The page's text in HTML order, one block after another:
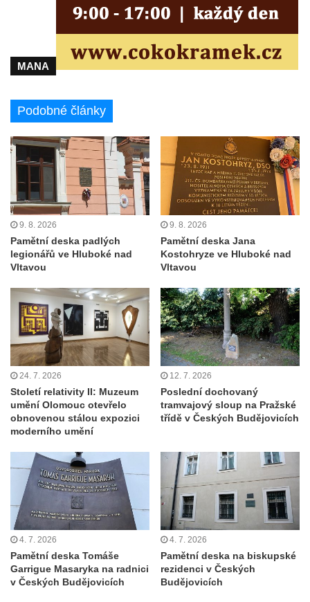
ve Ferrerově ulici v Duchcově
Pamětní deska Casanovy na kapli svaté
Barbory v sadech Rudé armády v
Duchcově
Pivovarské ulici ve Šluknově
bráně hřbitova v Horní Chřibské.
Pamětní deska Friedricha Schillera u
rozhledny Háj u Aše
Pamětní deska Josefa II. na Císařském
kameni
Pamětní deska Františka Schwarze na
domě čp. 42 v Perštýnské ulici v
Pamětní deska Karla Kryla na ulici 1. máje v
Olomouci
Pamětní deska Věnceslava Metelky na
budově banky v Palackého ulici v Náchodě
Havlovického na bývalém děkanství v ulici
Regnerovy sady v Náchodě
náměstí Jiřího z Poděbrad v Hořicích
Pamětní deska Antonína Sovy v Parku
básníků u hřbitova ve Vysokém nad Jizerou
Pamětní deska evangelického kostela
(Centra setkávání) v Dolní Poustevně
Pamětní deska Augustina Podoláka v
Chrámu Proměnění Páně ve Varnsdorfu
MANA
Podobné články
9. 8. 2026
Pamětní deska padlých
legionářů ve Hluboké nad
Vltavou
9. 8. 2026
Pamětní deska Jana
Kostohryze ve Hluboké nad
Vltavou
24. 7. 2026
Století relativity II: Muzeum
umění Olomouc otevřelo
obnovenou stálou expozici
moderního umění
12. 7. 2026
Poslední dochovaný
tramvajový sloup na Pražské
třídě v Českých Budějovicích
4. 7. 2026
Pamětní deska Tomáše
Garrigue Masaryka na radnici
v Českých Budějovicích
4. 7. 2026
Pamětní deska na biskupské
rezidenci v Českých
Budějovicích